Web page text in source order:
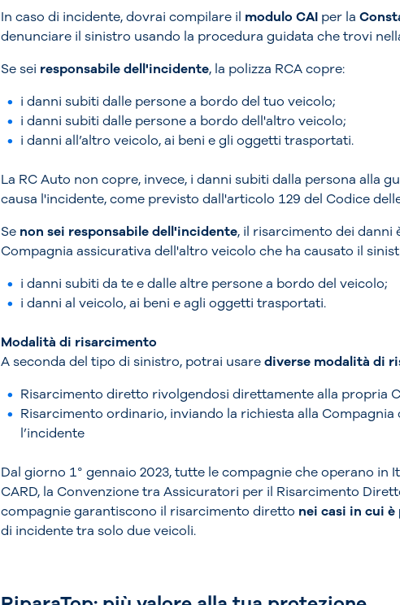
In caso di incidente, dovrai compilare il modulo CAI per la
denunciare il sinistro usando la procedura guidata che trovi
Se sei responsabile dell'incidente, la polizza RCA copre:
i danni subiti dalle persone a bordo del tuo veicolo;
i danni subiti dalle persone a bordo dell'altro veicolo;
i danni all’altro veicolo, ai beni e gli oggetti trasportati.
La RC Auto non copre, invece, i danni subiti dalla persona alla
causa l'incidente, come previsto dall'articolo 129 del Codice
Se non sei responsabile dell'incidente, il risarcimento dei danni
Compagnia assicurativa dell'altro veicolo che ha causato il
i danni subiti da te e dalle altre persone a bordo del veicolo;
i danni al veicolo, ai beni e agli oggetti trasportati.
Modalità di risarcimento
A seconda del tipo di sinistro, potrai usarediverse modalità di
Risarcimento diretto rivolgendosi direttamente alla propria
Risarcimento ordinario, inviando la richiesta alla Compagnia
l’incidente
Dal giorno 1° gennaio 2023, tutte le compagnie che operano in
CARD, la Convenzione tra Assicuratori per il Risarcimento
compagnie garantiscono il risarcimento diretto nei casi in cui
di incidente tra solo due veicoli.